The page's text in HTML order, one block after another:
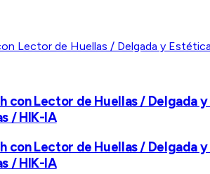
con Lector de Huellas /
/ HIK-IA
con Lector de Huellas /
/ HIK-IA